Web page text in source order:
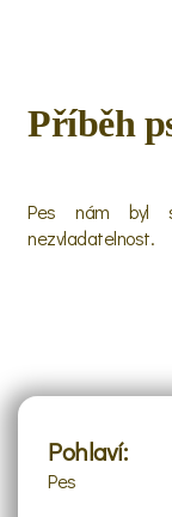
Příběh
Pes nám byl
nezvladatelnost.
Pohlaví:
Pes